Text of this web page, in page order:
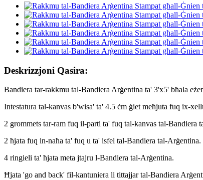
Deskrizzjoni Qasira:
Bandiera tar-rakkmu tal-Bandiera Arġentina ta' 3'x5' bħala
Intestatura tal-kanvas b'wisa' ta' 4.5 ċm ġiet meħjuta fuq ix-
2 grommets tar-ram fuq il-parti ta' fuq tal-kanvas tal-Bandiera
2 ħjata fuq in-naħa ta' fuq u ta' isfel tal-Bandiera tal-Arġentina.
4 ringieli ta' ħjata meta jtajru l-Bandiera tal-Arġentina.
Ħjata 'go and back' fil-kantuniera li tittajjar tal-Bandiera